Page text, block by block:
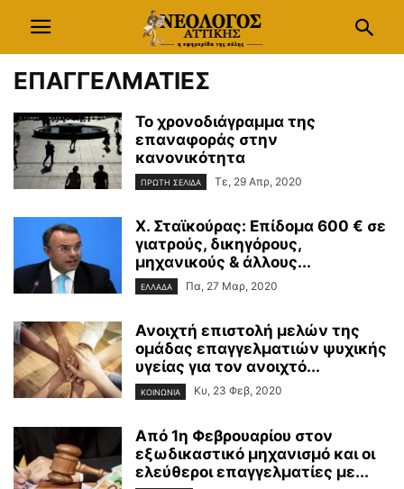
ΕΠΑΓΓΕΛΜΑΤΙΕΣ
Το χρονοδιάγραμμα της
επαναφοράς στην
κανονικότητα
ΠΡΩΤΗ ΣΕΛΙΔΑ Τε, 29 Απρ, 2020
Χ. Σταϊκούρας: Επίδομα 600 € σε
γιατρούς, δικηγόρους,
μηχανικούς & άλλους...
ΕΛΛΑΔΑ Πα, 27 Μαρ, 2020
Ανοιχτή επιστολή μελών της
ομάδας επαγγελματιών ψυχικής
υγείας για τον ανοιχτό...
ΚΟΙΝΩΝΙΑ Κυ, 23 Φεβ, 2020
Από 1η Φεβρουαρίου στον
εξωδικαστικό μηχανισμό και οι
ελεύθεροι επαγγελματίες με...